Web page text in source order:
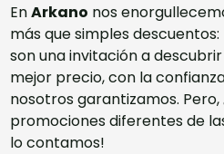
EnArkano nos
más que simples
son una invitación a
mejor precio, con la
nosotros garantizamos.
promociones diferentes de
lo contamos!